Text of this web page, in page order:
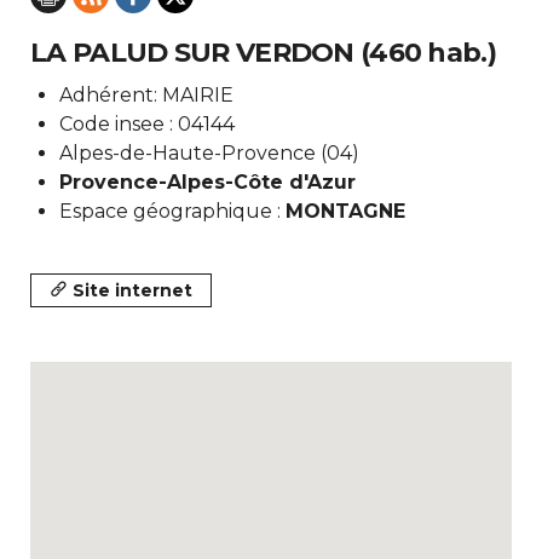
LA PALUD SUR VERDON (460 hab.)
Adhérent: MAIRIE
Code insee : 04144
Alpes-de-Haute-Provence (04)
Provence-Alpes-Côte d'Azur
Espace géographique : MONTAGNE
Site internet